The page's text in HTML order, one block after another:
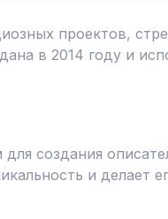
проектов,
в 2014 году и
создания
и делает